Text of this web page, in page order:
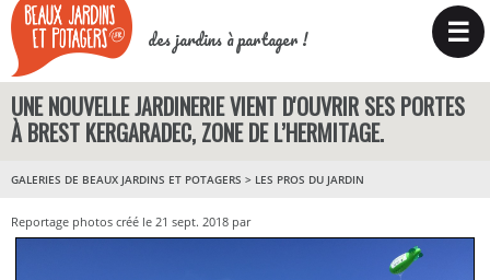
des jardins à partager ! ☰
UNE NOUVELLE JARDINERIE VIENT D'OUVRIR SES PORTES
À BREST KERGARADEC, ZONE DE L’HERMITAGE.
GALERIES DE BEAUX JARDINS ET POTAGERS > LES PROS DU JARDIN
Reportage photos créé le 21 sept. 2018 par